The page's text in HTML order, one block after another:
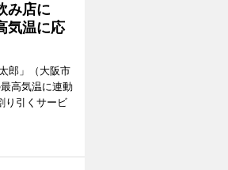
み店に
気温に応
郎」（大阪市
高気温に連動
り引くサービ